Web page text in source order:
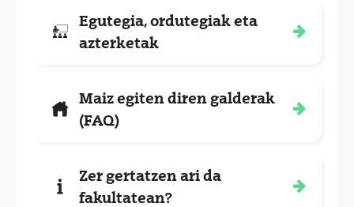
Egutegia, ordutegiak eta
azterketak
Maiz egiten diren galderak
(FAQ)
Zer gertatzen ari da
fakultatean?